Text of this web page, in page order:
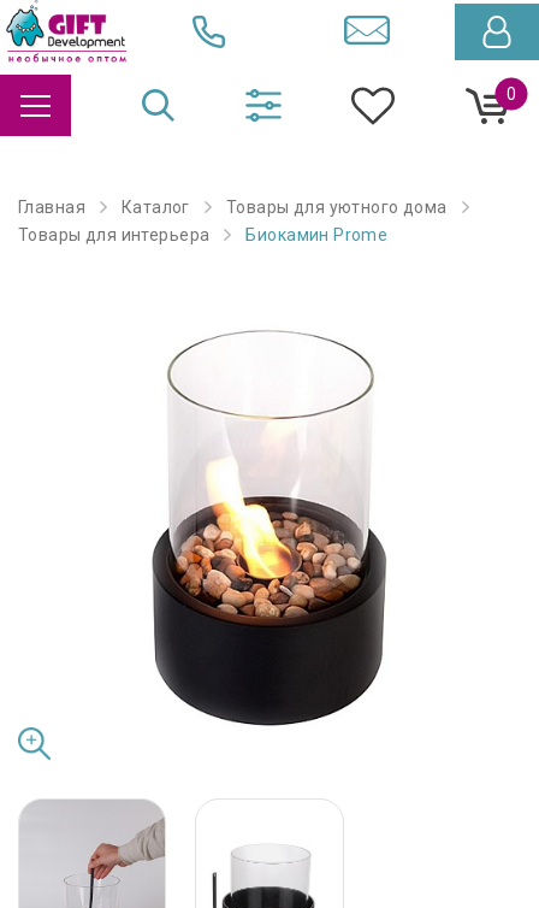
0
Главная Каталог
Товары для уютного дома
Товары для интерьера
Биокамин Prome